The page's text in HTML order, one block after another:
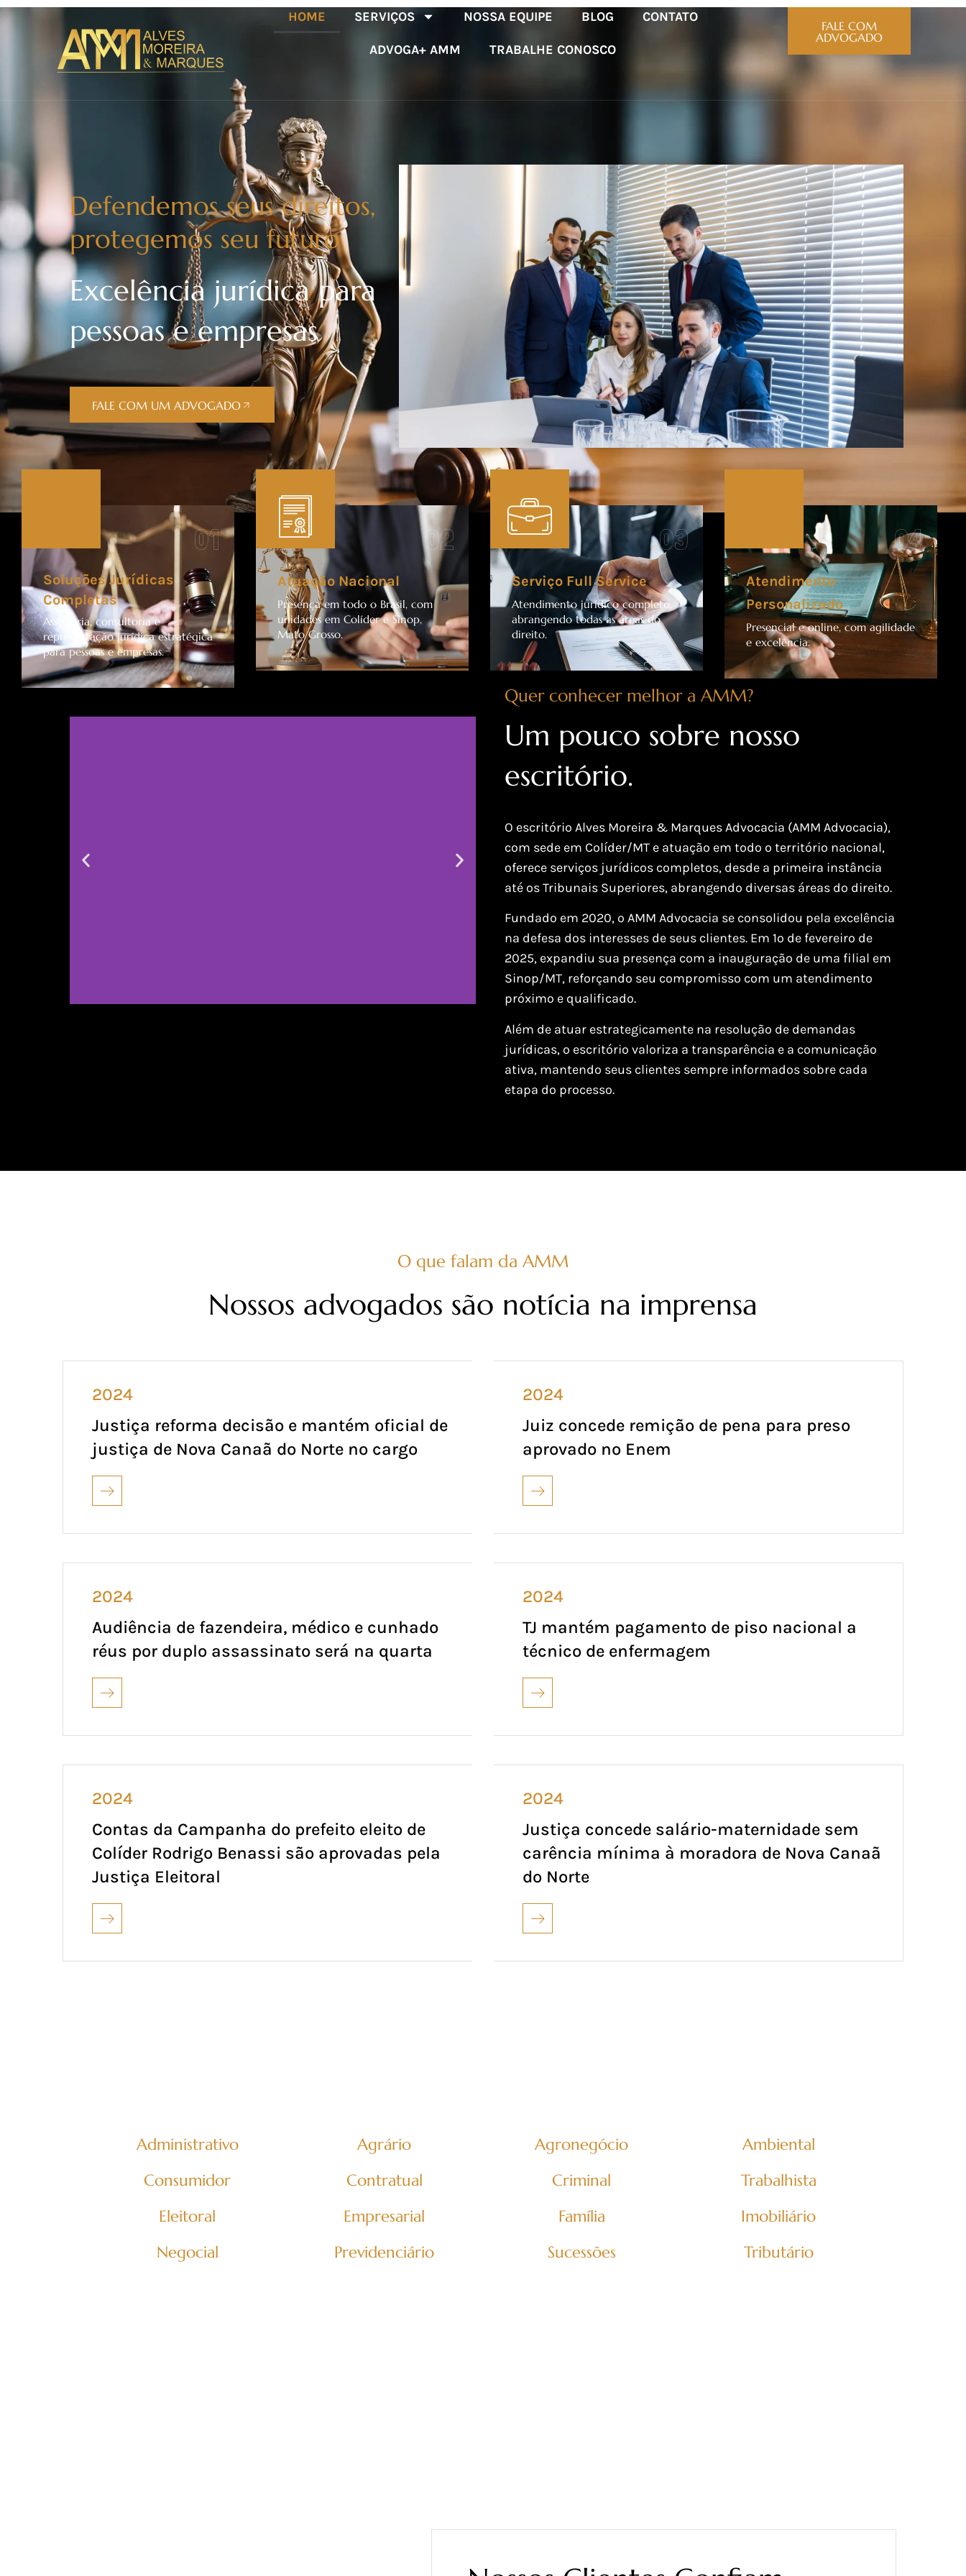
HOME SERVIÇOS NOSSA EQUIPE BLOG CONTATO
ADVOGA+ AMM TRABALHE CONOSCO
FALE COM
ADVOGADO
Defendemos seus direitos,
protegemos seu futuro
Excelência jurídica para
pessoas e empresas
FALE COM UM ADVOGADO
Soluções Jurídicas
Completas
Assessoria, consultoria e
representação jurídica estratégica
para pessoas e empresas.
01
Atuação Nacional
Presença em todo o Brasil, com
unidades em Colíder e Sinop,
Mato Grosso.
02
Serviço Full Service
Atendimento jurídico completo,
abrangendo todas as áreas do
direito.
03
Atendimento
Personalizado
Presencial e online, com agilidade
e excelência.
04
Quer conhecer melhor a AMM?
Um pouco sobre nosso
escritório.
O escritório Alves Moreira & Marques Advocacia (AMM Advocacia),
com sede em Colíder/MT e atuação em todo o território nacional,
oferece serviços jurídicos completos, desde a primeira instância
até os Tribunais Superiores, abrangendo diversas áreas do direito.
Fundado em 2020, o AMM Advocacia se consolidou pela excelência
na defesa dos interesses de seus clientes. Em 1º de fevereiro de
2025, expandiu sua presença com a inauguração de uma filial em
Sinop/MT, reforçando seu compromisso com um atendimento
próximo e qualificado.
Além de atuar estrategicamente na resolução de demandas
jurídicas, o escritório valoriza a transparência e a comunicação
ativa, mantendo seus clientes sempre informados sobre cada
etapa do processo.
O que falam da AMM
Nossos advogados são notícia na imprensa
2024
Justiça reforma decisão e mantém oficial de
justiça de Nova Canaã do Norte no cargo
2024
Juiz concede remição de pena para preso
aprovado no Enem
2024
Audiência de fazendeira, médico e cunhado
réus por duplo assassinato será na quarta
2024
TJ mantém pagamento de piso nacional a
técnico de enfermagem
2024
Contas da Campanha do prefeito eleito de
Colíder Rodrigo Benassi são aprovadas pela
Justiça Eleitoral
2024
Justiça concede salário-maternidade sem
carência mínima à moradora de Nova Canaã
do Norte
Administrativo Agrário Agronegócio
Ambiental
Consumidor
Contratual Criminal
Trabalhista
Eleitoral
Empresarial Família
Imobiliário
Negocial
Previdenciário Sucessões Tributário